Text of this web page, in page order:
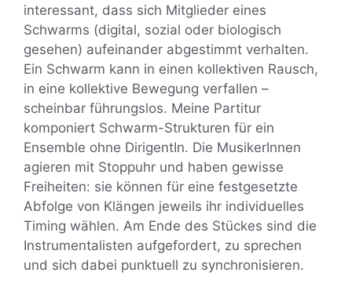
interessant, dass sich Mitglieder eines
Schwarms (digital, sozial oder biologisch
gesehen) aufeinander abgestimmt verhalten.
Ein Schwarm kann in einen kollektiven Rausch,
in eine kollektive Bewegung verfallen –
scheinbar führungslos. Meine Partitur
komponiert Schwarm-Strukturen für ein
Ensemble ohne DirigentIn. Die MusikerInnen
agieren mit Stoppuhr und haben gewisse
Freiheiten: sie können für eine festgesetzte
Abfolge von Klängen jeweils ihr individuelles
Timing wählen. Am Ende des Stückes sind die
Instrumentalisten aufgefordert, zu sprechen
und sich dabei punktuell zu synchronisieren.